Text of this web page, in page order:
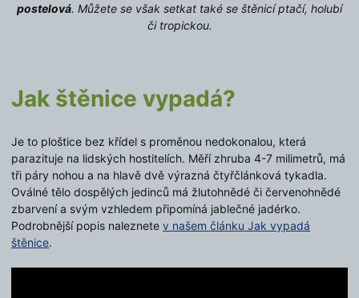
postelová. Můžete se však setkat také se štěnicí ptačí, holubí
či tropickou.
Jak štěnice vypadá?
Je to ploštice bez křídel s proměnou nedokonalou, která
parazituje na lidských hostitelích. Měří zhruba 4-7 milimetrů, má
tři páry nohou a na hlavě dvě výrazná čtyřčlánková tykadla.
Oválné tělo dospělých jedinců má žlutohnědé či červenohnědé
zbarvení a svým vzhledem připomíná jablečné jadérko.
Podrobnější popis naleznete v našem článku Jak vypadá
štěnice.